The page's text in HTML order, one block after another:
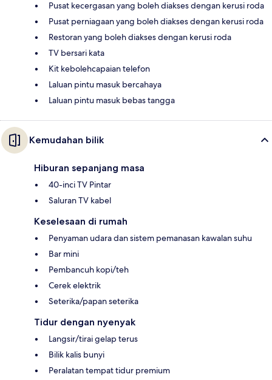
Pusat kecergasan yang boleh diakses dengan kerusi roda
Pusat perniagaan yang boleh diakses dengan kerusi roda
Restoran yang boleh diakses dengan kerusi roda
TV bersari kata
Kit kebolehcapaian telefon
Laluan pintu masuk bercahaya
Laluan pintu masuk bebas tangga
Kemudahan bilik
Hiburan sepanjang masa
40-inci TV Pintar
Saluran TV kabel
Keselesaan di rumah
Penyaman udara dan sistem pemanasan kawalan suhu
Bar mini
Pembancuh kopi/teh
Cerek elektrik
Seterika/papan seterika
Tidur dengan nyenyak
Langsir/tirai gelap terus
Bilik kalis bunyi
Peralatan tempat tidur premium